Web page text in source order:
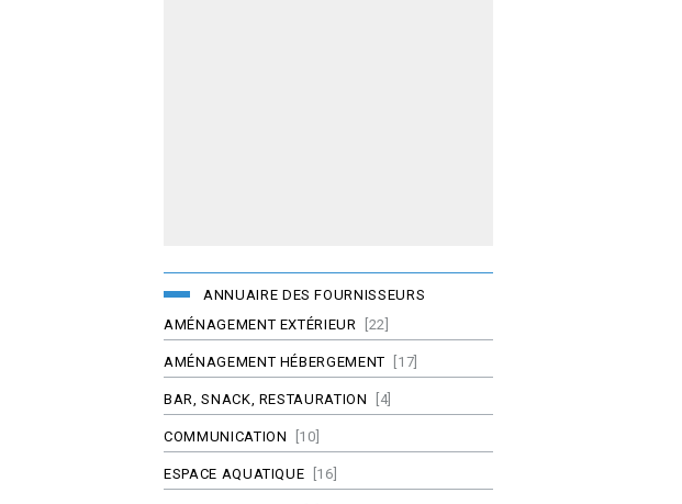
ANNUAIRE DES FOURNISSEURS
AMÉNAGEMENT EXTÉRIEUR
[22]
AMÉNAGEMENT HÉBERGEMENT [17]
BAR, SNACK, RESTAURATION [4]
COMMUNICATION [10]
ESPACE AQUATIQUE [16]